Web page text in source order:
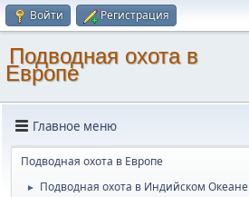
Войти Регистрация
Подводная охота в
Европе
Главное меню
Подводная охота в Европе
► Подводная охота в Индийском Океане